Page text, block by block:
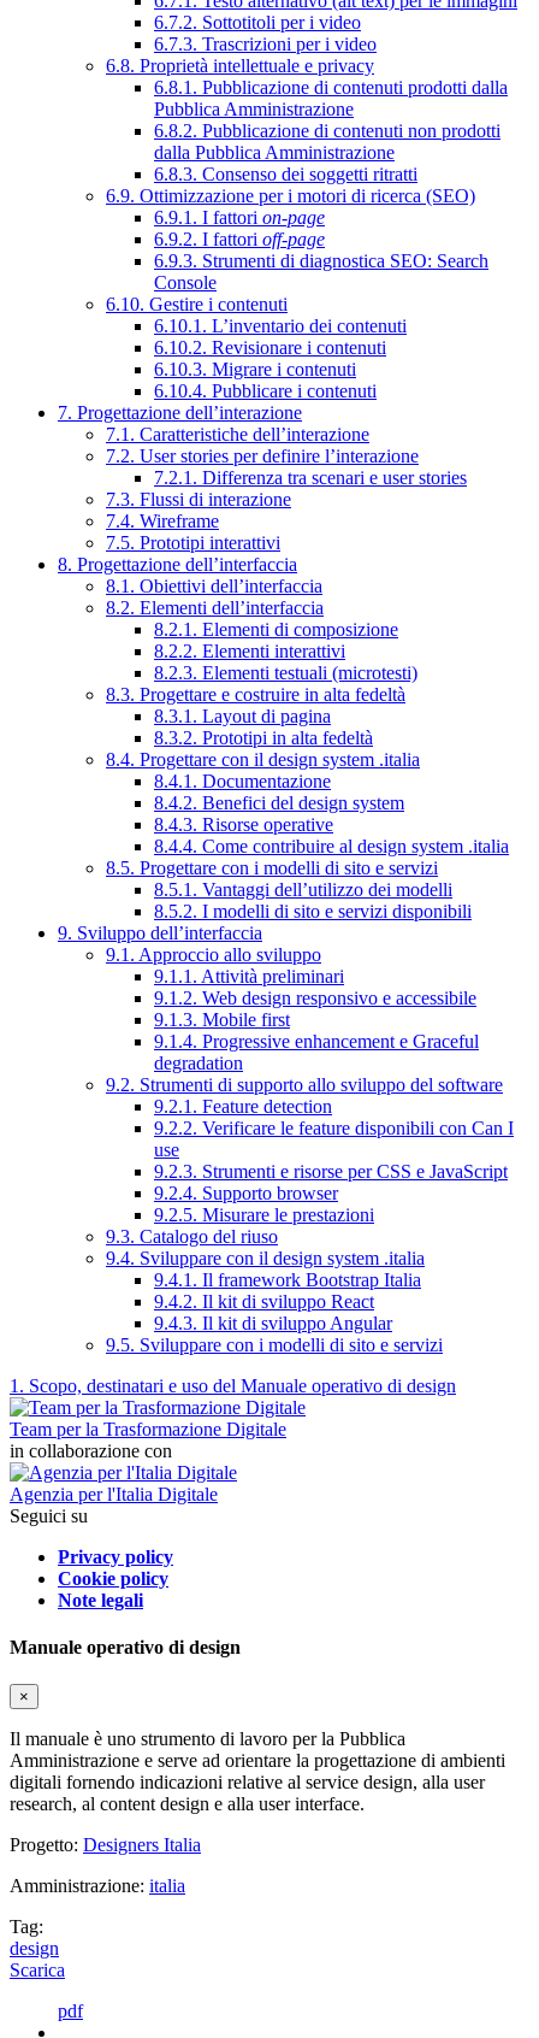
6.7.2. Sottotitoli per i video
6.7.3. Trascrizioni per i video
6.8. Proprietà intellettuale e privacy
6.8.1. Pubblicazione di contenuti prodotti dalla
Pubblica Amministrazione
6.8.2. Pubblicazione di contenuti non prodotti
dalla Pubblica Amministrazione
6.8.3. Consenso dei soggetti ritratti
6.9. Ottimizzazione per i motori di ricerca (SEO)
6.9.1. I fattori on-page
6.9.2. I fattori off-page
6.9.3. Strumenti di diagnostica SEO: Search
Console
6.10. Gestire i contenuti
6.10.1. L’inventario dei contenuti
6.10.2. Revisionare i contenuti
6.10.3. Migrare i contenuti
6.10.4. Pubblicare i contenuti
7. Progettazione dell’interazione
7.1. Caratteristiche dell’interazione
7.2. User stories per definire l’interazione
7.2.1. Differenza tra scenari e user stories
7.3. Flussi di interazione
7.4. Wireframe
7.5. Prototipi interattivi
8. Progettazione dell’interfaccia
8.1. Obiettivi dell’interfaccia
8.2. Elementi dell’interfaccia
8.2.1. Elementi di composizione
8.2.2. Elementi interattivi
8.2.3. Elementi testuali (microtesti)
8.3. Progettare e costruire in alta fedeltà
8.3.1. Layout di pagina
8.3.2. Prototipi in alta fedeltà
8.4. Progettare con il design system .italia
8.4.1. Documentazione
8.4.2. Benefici del design system
8.4.3. Risorse operative
8.4.4. Come contribuire al design system .italia
8.5. Progettare con i modelli di sito e servizi
8.5.1. Vantaggi dell’utilizzo dei modelli
8.5.2. I modelli di sito e servizi disponibili
9. Sviluppo dell’interfaccia
9.1. Approccio allo sviluppo
9.1.1. Attività preliminari
9.1.2. Web design responsivo e accessibile
9.1.3. Mobile first
9.1.4. Progressive enhancement e Graceful
degradation
9.2. Strumenti di supporto allo sviluppo del software
9.2.1. Feature detection
9.2.2. Verificare le feature disponibili con Can I
use
9.2.3. Strumenti e risorse per CSS e JavaScript
9.2.4. Supporto browser
9.2.5. Misurare le prestazioni
9.3. Catalogo del riuso
9.4. Sviluppare con il design system .italia
9.4.1. Il framework Bootstrap Italia
9.4.2. Il kit di sviluppo React
9.4.3. Il kit di sviluppo Angular
9.5. Sviluppare con i modelli di sito e servizi
1. Scopo, destinatari e uso del Manuale operativo di design
Team per la Trasformazione Digitale
in collaborazione con
Agenzia per l'Italia Digitale
Seguici su
Privacy policy
Cookie policy
Note legali
Manuale operativo di design
×
Il manuale è uno strumento di lavoro per la Pubblica
Amministrazione e serve ad orientare la progettazione di ambienti
digitali fornendo indicazioni relative al service design, alla user
research, al content design e alla user interface.
Progetto: Designers Italia
Amministrazione: italia
Tag:
design
Scarica
pdf